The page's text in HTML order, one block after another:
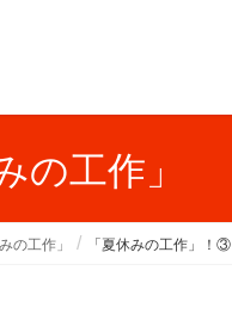
の工作」
の工作」 「夏休みの工作」！③